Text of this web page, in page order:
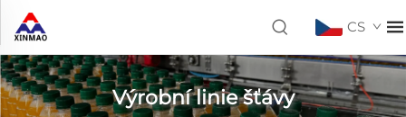
CS
Výrobní linie šťávy